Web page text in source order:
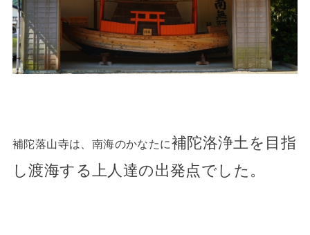
補陀落山寺は、南海のかなたに補陀洛浄土を目指
し渡海する上人達の出発点でした。